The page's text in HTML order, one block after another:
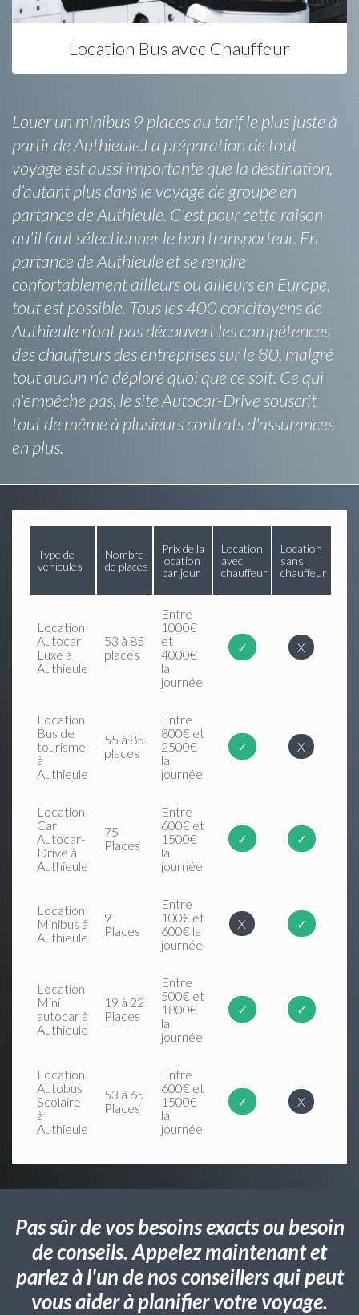
Location Bus avec Chauffeur
Louer un minibus 9 places au tarif le plus juste à
partir de Authieule.La préparation de tout
voyage est aussi importante que la destination,
d’autant plus dans le voyage de groupe en
partance de Authieule. C'est pour cette raison
qu'il faut sélectionner le bon transporteur. En
partance de Authieule et se rendre
confortablement ailleurs ou ailleurs en Europe,
tout est possible. Tous les 400 concitoyens de
Authieule n’ont pas découvert les compétences
des chauffeurs des entreprises sur le 80, malgré
tout aucun n’a déploré quoi que ce soit. Ce qui
n'empêche pas, le site Autocar-Drive souscrit
tout de même à plusieurs contrats d'assurances
en plus.
Type de
véhicules
Nombre
de places
Prix de la
location
par jour
Location
avec
chauffeur
Location
sans
chauffeur
Location
Autocar
Luxe à
Authieule
53 à 85
places
Entre
1000€
et
4000€
la
journée
✓ X
Location
Bus de
tourisme
à
Authieule
55 à 85
places
Entre
800€ et
2500€
la
journée
✓ X
Location
Car
Autocar-
Drive à
Authieule
75
Places
Entre
600€ et
1500€
la
journée
✓ ✓
Location
Minibus à
Authieule
9
Places
Entre
100€ et
600€ la
journée
X ✓
Location
Mini
autocar à
Authieule
19 à 22
Places
Entre
500€ et
1800€
la
journée
✓ ✓
Location
Autobus
Scolaire
à
Authieule
53 à 65
Places
Entre
600€ et
1500€
la
journée
✓ X
Pas sûr de vos besoins exacts ou besoin
de conseils. Appelez maintenant et
parlez à l'un de nos conseillers qui peut
vous aider à planifier votre voyage.